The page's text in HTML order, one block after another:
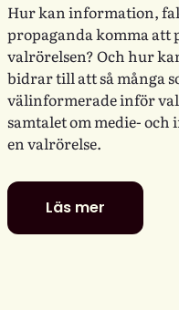
Hur kan information,
propaganda komma att
valrörelsen? Och hur
bidrar till att så många
välinformerade inför
samtalet om medie-
en valrörelse.
Läs mer
Digitala
dialoger: